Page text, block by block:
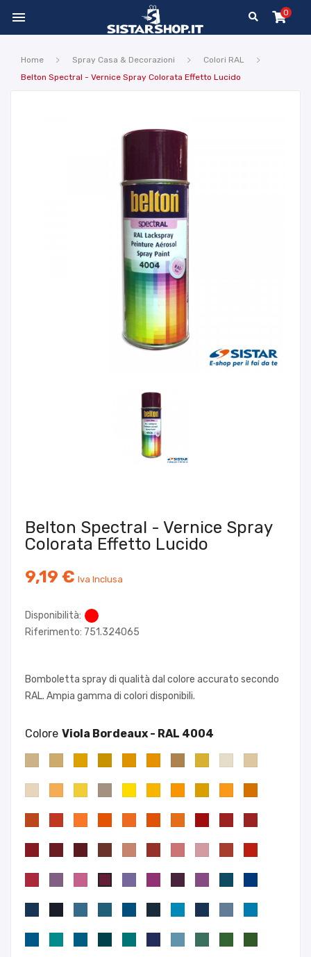
 0
Home Spray Casa & Decorazioni
Colori RAL
Belton Spectral - Vernice Spray Colorata Effetto Lucido
Belton Spectral - Vernice Spray
Colorata Effetto Lucido
9,19 € Iva Inclusa
Disponibilità:
Riferimento: 751.324065
Bomboletta spray di qualità dal colore accurato secondo
RAL. Ampia gamma di colori disponibili.
Colore